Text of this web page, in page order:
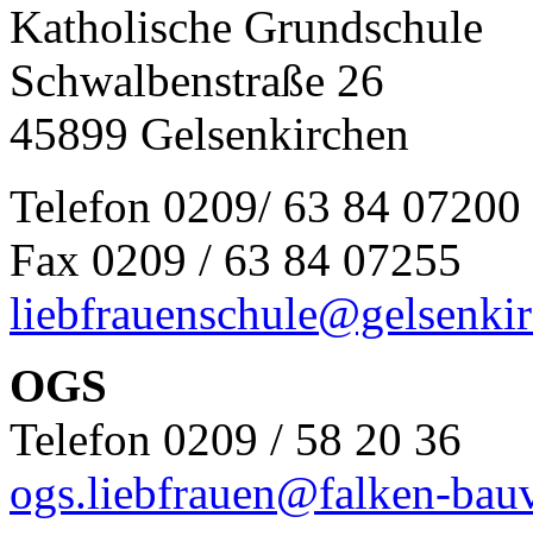
Katholische Grundschule
Schwalbenstraße 26
45899 Gelsenkirchen
Telefon 0209/ 63 84 07200
Fax 0209 / 63 84 07255
OGS
Telefon 0209 / 58 20 36
ogs.liebfrauen@falken-